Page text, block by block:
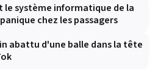
le système informatique de la
chez les passagers
abattu d'une balle dans la tête